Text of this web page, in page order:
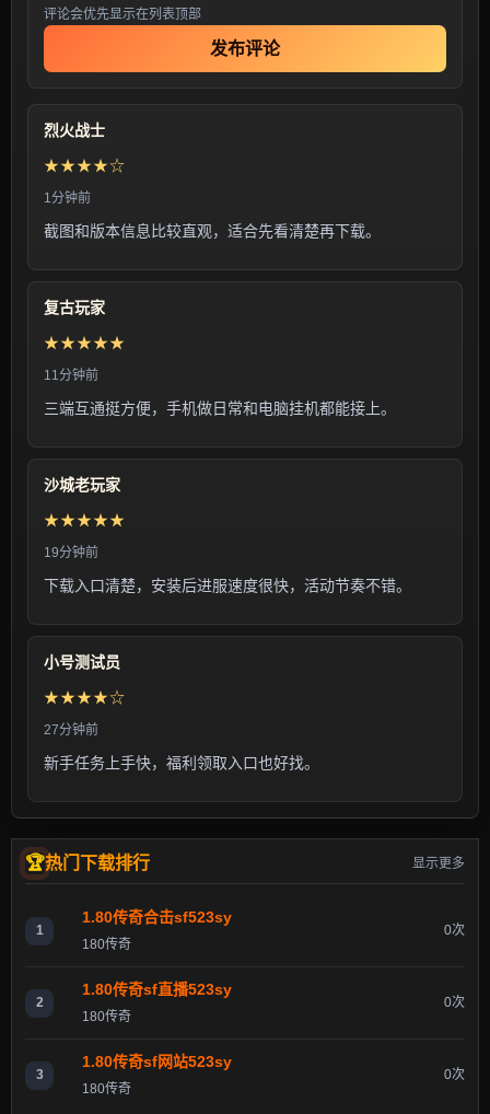
评论会优先显示在列表顶部
发布评论
烈火战士
★★★★☆
1分钟前
截图和版本信息比较直观，适合先看清楚再下载。
复古玩家
★★★★★
11分钟前
三端互通挺方便，手机做日常和电脑挂机都能接上。
沙城老玩家
★★★★★
19分钟前
下载入口清楚，安装后进服速度很快，活动节奏不错。
小号测试员
★★★★☆
27分钟前
新手任务上手快，福利领取入口也好找。
热门下载排行 显示更多
1
1.80传奇合击sf523sy
180传奇
0次
2
1.80传奇sf直播523sy
180传奇
0次
3
1.80传奇sf网站523sy
180传奇
0次